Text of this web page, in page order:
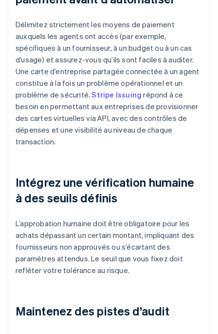
Délimitez strictement les moyens de paiement
auxquels les agents ont accès (par exemple,
spécifiques à un fournisseur, à un budget ou à un cas
d’usage) et assurez-vous qu’ils sont faciles à auditer.
Une carte d’entreprise partagée connectée à un agent
constitue à la fois un problème opérationnel et un
problème de sécurité.Stripe Issuing répond à ce
besoin en permettant aux entreprises de provisionner
des cartes virtuelles via API, avec des contrôles de
dépenses et une visibilité au niveau de chaque
transaction.
Intégrez une vérification humaine
à des seuils définis
L’approbation humaine doit être obligatoire pour les
achats dépassant un certain montant, impliquant des
fournisseurs non approuvés ou s’écartant des
paramètres attendus. Le seuil que vous fixez doit
refléter votre tolérance au risque.
Maintenez des pistes d’audit